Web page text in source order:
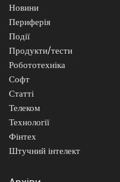
Новини
Периферія
Події
Продукти/тести
Робототехніка
Софт
Статті
Телеком
Технології
Фінтех
Штучний інтелект